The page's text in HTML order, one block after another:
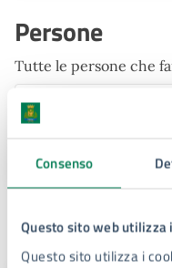
Consenso
Questo sito web utilizza
Questo sito utilizza i
Persone
Tutte le persone che
Giuseppe Gibilisco
Assessore di